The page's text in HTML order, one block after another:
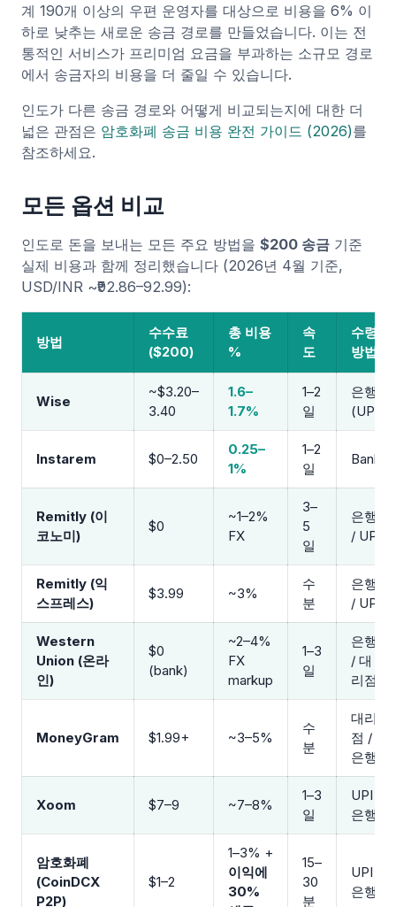
계 190개 이상의 우편 운영자를 대상으로 비용을 6% 이
하로 낮추는 새로운 송금 경로를 만들었습니다. 이는 전
통적인 서비스가 프리미엄 요금을 부과하는 소규모 경로
에서 송금자의 비용을 더 줄일 수 있습니다.
인도가 다른 송금 경로와 어떻게 비교되는지에 대한 더
넓은 관점은 암호화폐 송금 비용 완전 가이드 (2026)를
참조하세요.
모든 옵션 비교
인도로 돈을 보내는 모든 주요 방법을 $200 송금 기준
실제 비용과 함께 정리했습니다 (2026년 4월 기준,
USD/INR ~₹92.86–92.99):
방법
수수료
($200)
총 비용
%
속
도
수령
방법
Wise
~$3.20–
3.40
1.6–
1.7%
1–2
일
은행
(UPI)
Instarem $0–2.50
0.25–
1%
1–2
일
Bank
Remitly (이
코노미)
$0
~1–2%
FX
3–
5
일
은행
/ UPI
Remitly (익
스프레스)
$3.99 ~3%
수
분
은행
/ UPI
Western
Union (온라
인)
$0
(bank)
~2–4%
FX
markup
1–3
일
은행
/ 대
리점
MoneyGram $1.99+ ~3–5%
수
분
대리
점 /
은행
Xoom $7–9 ~7–8%
1–3
일
UPI /
은행
암호화폐
(CoinDCX
P2P)
$1–2
1–3% +
이익에
30%
15–
30
분
UPI /
은행